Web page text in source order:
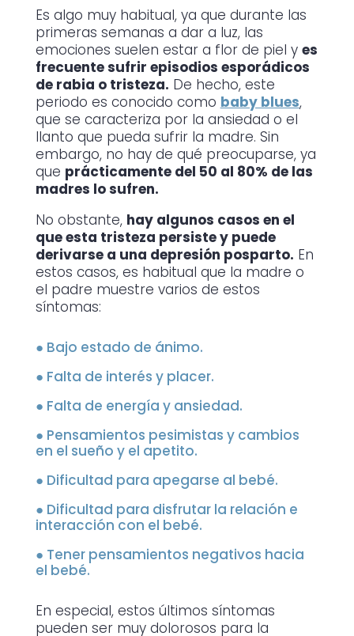
Es algo muy habitual, ya que durante las
primeras semanas a dar a luz, las
emociones suelen estar a flor de piel y es
frecuente sufrir episodios esporádicos
de rabia o tristeza. De hecho, este
periodo es conocido como baby blues,
que se caracteriza por la ansiedad o el
llanto que pueda sufrir la madre. Sin
embargo, no hay de qué preocuparse, ya
que prácticamente del 50 al 80% de las
madres lo sufren.
No obstante, hay algunos casos en el
que esta tristeza persiste y puede
derivarse a una depresión posparto. En
estos casos, es habitual que la madre o
el padre muestre varios de estos
síntomas:
● Bajo estado de ánimo.
● Falta de interés y placer.
● Falta de energía y ansiedad.
● Pensamientos pesimistas y cambios
en el sueño y el apetito.
● Dificultad para apegarse al bebé.
● Dificultad para disfrutar la relación e
interacción con el bebé.
● Tener pensamientos negativos hacia
el bebé.
En especial, estos últimos síntomas
pueden ser muy dolorosos para la